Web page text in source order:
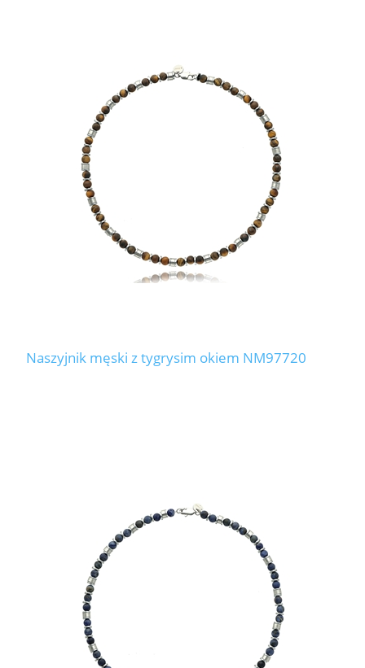
Naszyjnik męski z tygrysim okiem NM97720